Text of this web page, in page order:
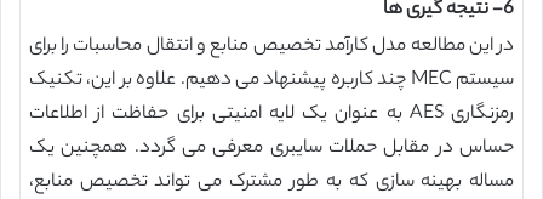
6- نتیجه گیری ها
در این مطالعه مدل کارآمد تخصیص منابع و انتقال محاسبات را برای
سیستم MEC چند کاربره پیشنهاد می دهیم. علاوه بر این، تکنیک
رمزنگاری AES به عنوان یک لایه امنیتی برای حفاظت از اطلاعات
حساس در مقابل حملات سایبری معرفی می گردد. همچنین یک
مساله بهینه سازی که به طور مشترک می تواند تخصیص منابع،